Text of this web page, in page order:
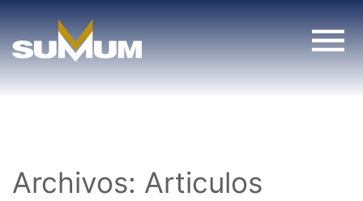
content
Archivos: Articulos